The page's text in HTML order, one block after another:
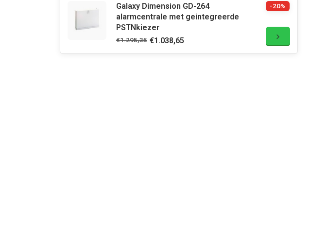
Galaxy Dimension GD-264
alarmcentrale met geintegreerde
PSTNkiezer
€1.295,35 €1.038,65
-20%